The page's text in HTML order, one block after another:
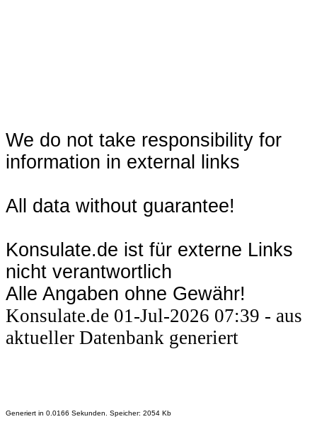
We do not take responsibility for
information in external links
All data without guarantee!
Konsulate.de ist für externe Links
nicht verantwortlich
Alle Angaben ohne Gewähr!
Konsulate.de 01-Jul-2026 07:39 - aus
aktueller Datenbank generiert
Generiert in 0.0166 Sekunden. Speicher: 2054 Kb